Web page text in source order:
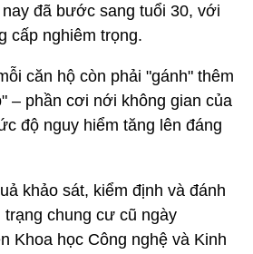
đã bước sang tuổi 30, với
cấp nghiêm trọng.
căn hộ còn phải "gánh" thêm
– phần cơi nới không gian của
độ nguy hiểm tăng lên đáng
khảo sát, kiểm định và đánh
chung cư cũ ngày
Khoa học Công nghệ và Kinh